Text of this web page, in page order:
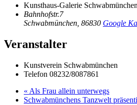
Kunsthaus-Galerie Schwabmünchen
Bahnhofstr.7
Schwabmünchen 86830 Google
Veranstalter
Kunstverein Schwabmünchen
Telefon 08232/8087861
« Als Frau allein unterwegs
Schwabmünchens Tanzwelt